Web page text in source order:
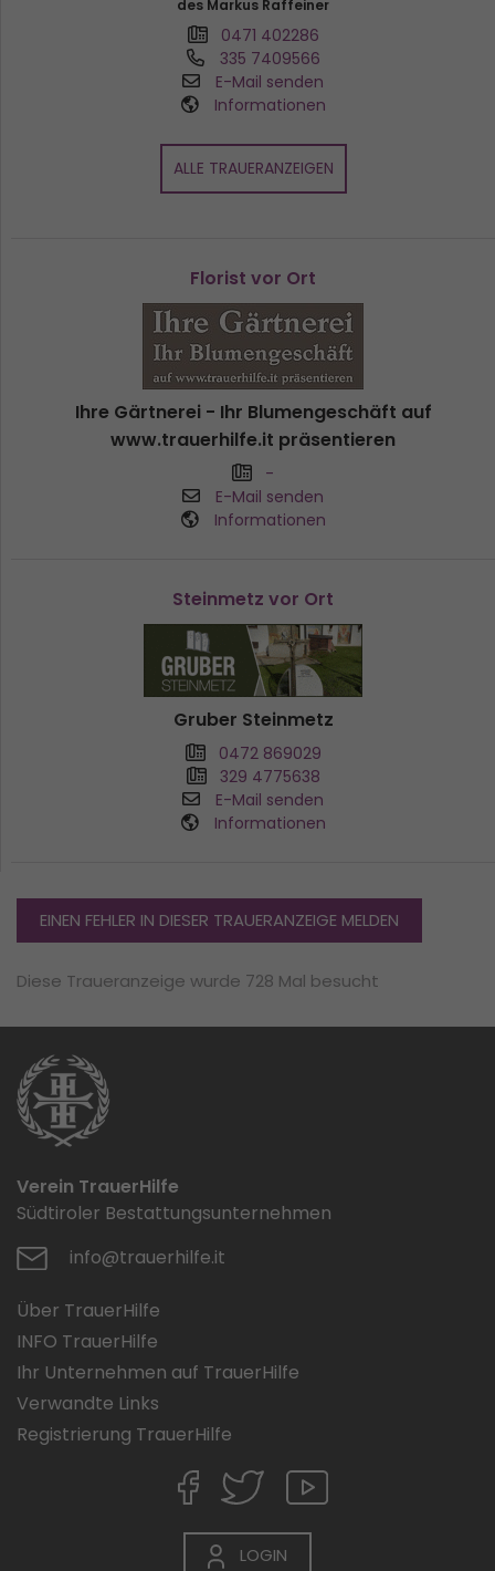
des Markus Raffeiner
0471 402286
335 7409566
E-Mail senden
Informationen
ALLE TRAUERANZEIGEN
Florist vor Ort
Ihre Gärtnerei - Ihr Blumengeschäft auf
www.trauerhilfe.it präsentieren
-
E-Mail senden
Informationen
Steinmetz vor Ort
Gruber Steinmetz
0472 869029
329 4775638
E-Mail senden
Informationen
EINEN FEHLER IN DIESER TRAUERANZEIGE MELDEN
Diese Traueranzeige wurde 728 Mal besucht
Verein TrauerHilfe
Südtiroler Bestattungsunternehmen
info@trauerhilfe.it
Über TrauerHilfe
INFO TrauerHilfe
Ihr Unternehmen auf TrauerHilfe
Verwandte Links
Registrierung TrauerHilfe
LOGIN